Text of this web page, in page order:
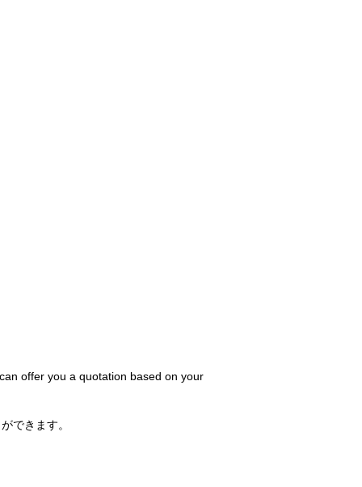
offer you a quotation based on your
できます。